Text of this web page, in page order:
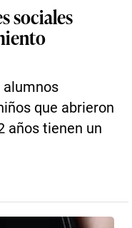
sociales
alumnos
que abrieron
años tienen un